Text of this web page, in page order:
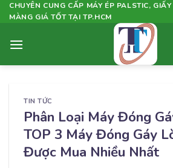
SkipCHUYÊN CUNG CẤP MÁY ÉP PALSTIC,
MÀNG GIÁ TỐT TẠI TP.HCM
TIN TỨC
Phân Loại Máy Đóng
TOP 3 Máy Đóng Gáy
Được Mua Nhiều Nhất